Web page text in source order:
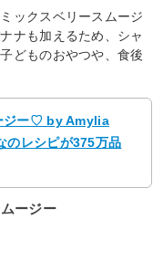
ックスベリースムージ
ナも加えるため、シャ
どものおやつや、食後
ジー♡ by Amylia
のレシピが375万品
ージー